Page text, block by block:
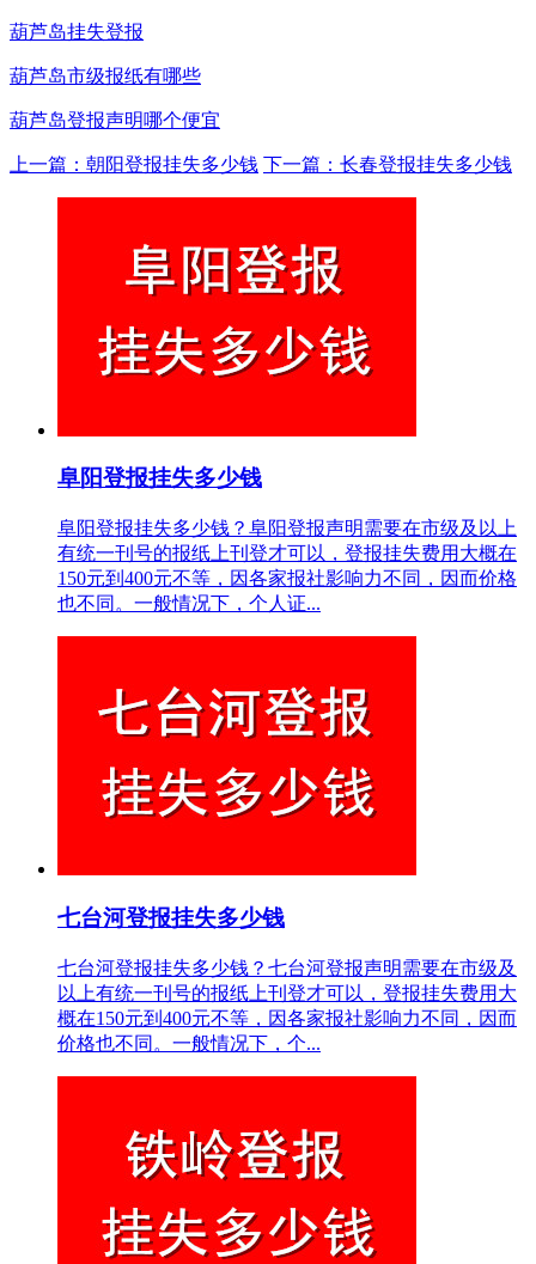
葫芦岛挂失登报
葫芦岛市级报纸有哪些
葫芦岛登报声明哪个便宜
上一篇：朝阳登报挂失多少钱 下一篇：长春登报挂失多少钱
阜阳登报挂失多少钱
阜阳登报挂失多少钱？阜阳登报声明需要在市级及以上
有统一刊号的报纸上刊登才可以，登报挂失费用大概在
150元到400元不等，因各家报社影响力不同，因而价格
也不同。一般情况下，个人证...
七台河登报挂失多少钱
七台河登报挂失多少钱？七台河登报声明需要在市级及
以上有统一刊号的报纸上刊登才可以，登报挂失费用大
概在150元到400元不等，因各家报社影响力不同，因而
价格也不同。一般情况下，个...